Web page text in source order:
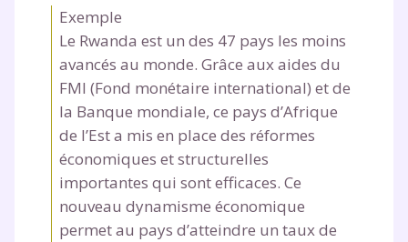
Exemple
Le Rwanda est un des 47 pays les moins
avancés au monde. Grâce aux aides du
FMI (Fond monétaire international) et de
la Banque mondiale, ce pays d’Afrique
de l’Est a mis en place des réformes
économiques et structurelles
importantes qui sont efficaces. Ce
nouveau dynamisme économique
permet au pays d’atteindre un taux de